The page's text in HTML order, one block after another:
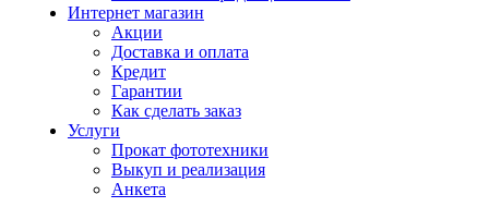
Интернет магазин
Акции
Доставка и оплата
Кредит
Гарантии
Как сделать заказ
Услуги
Прокат фототехники
Выкуп и реализация
Анкета